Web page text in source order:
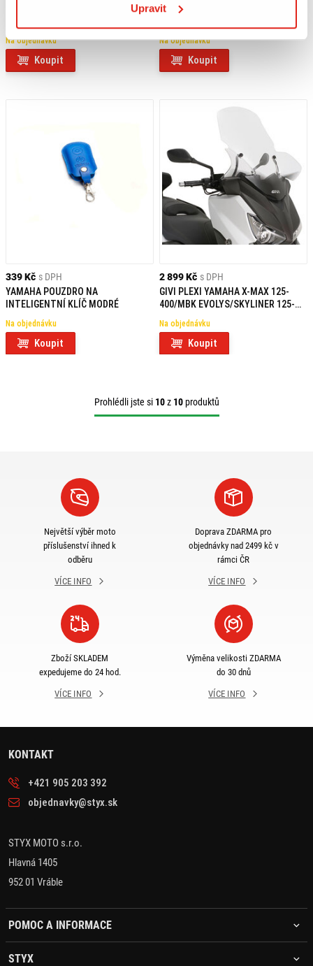
Upravit
Na objednávku
Koupit
GIVI SADA NA MONTÁŽ PLEXI
D2111KIT
Na objednávku
Koupit
339 Kč s DPH
YAMAHA POUZDRO NA
INTELIGENTNÍ KLÍČ MODRÉ
Na objednávku
Koupit
2 899 Kč s DPH
GIVI PLEXI YAMAHA X-MAX 125-
400/MBK EVOLYS/SKYLINER 125-
Na objednávku
Koupit
Prohlédli jste si 10z 10produktů
Největší výběr moto
příslušenství ihned k
odběru
VÍCE INFO
Doprava ZDARMA pro
objednávky nad 2499 kč v
rámci ČR
VÍCE INFO
Zboží SKLADEM
expedujeme do 24 hod.
VÍCE INFO
Výměna velikosti ZDARMA
do 30 dnů
VÍCE INFO
KONTAKT
+421 905 203 392
objednavky@styx.sk
STYX MOTO s.r.o.
Hlavná 1405
952 01 Vráble
POMOC A INFORMACE
STYX